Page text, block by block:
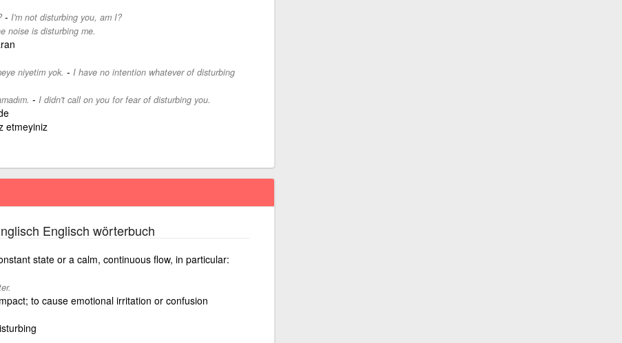
- I'm not disturbing you, am I?
noise is disturbing me.
niyetim yok. - I have no intention whatever of disturbing
- I didn't call on you for fear of disturbing you.
etmeyiniz
Englisch wörterbuch
state or a calm, continuous flow, in particular:
to cause emotional irritation or confusion